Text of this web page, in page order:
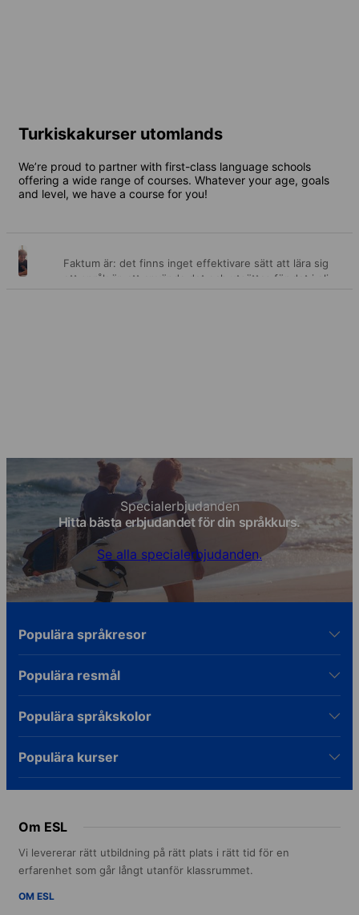
Turkiskakurser utomlands
We’re proud to partner with first-class language schools
offering a wide range of courses. Whatever your age, goals
and level, we have a course for you!
Allmänna
Faktum är: det finns inget effektivare sätt att lära sig
ett språk än att använda det och utsättas för det i olika
Specialerbjudanden
Hitta bästa erbjudandet för din språkkurs.
Se alla specialerbjudanden.
Populära språkresor
Populära resmål
Populära språkskolor
Populära kurser
Om ESL
Vi levererar rätt utbildning på rätt plats i rätt tid för en
erfarenhet som går långt utanför klassrummet.
OM ESL